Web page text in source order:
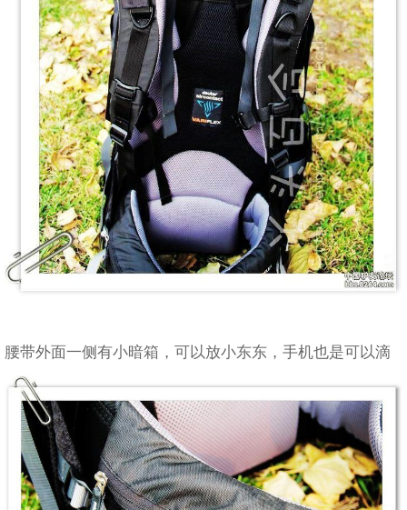
腰带外面一侧有小暗箱，可以放小东东，手机也是可以滴